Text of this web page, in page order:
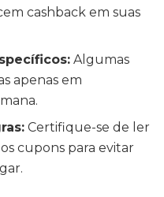
cashback em suas
Algumas
apenas em
Certifique-se de ler
cupons para evitar